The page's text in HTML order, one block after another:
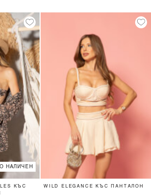
НАЛИЧЕН
КЪС
WILD ELEGANCE КЪС ПАНТАЛОН